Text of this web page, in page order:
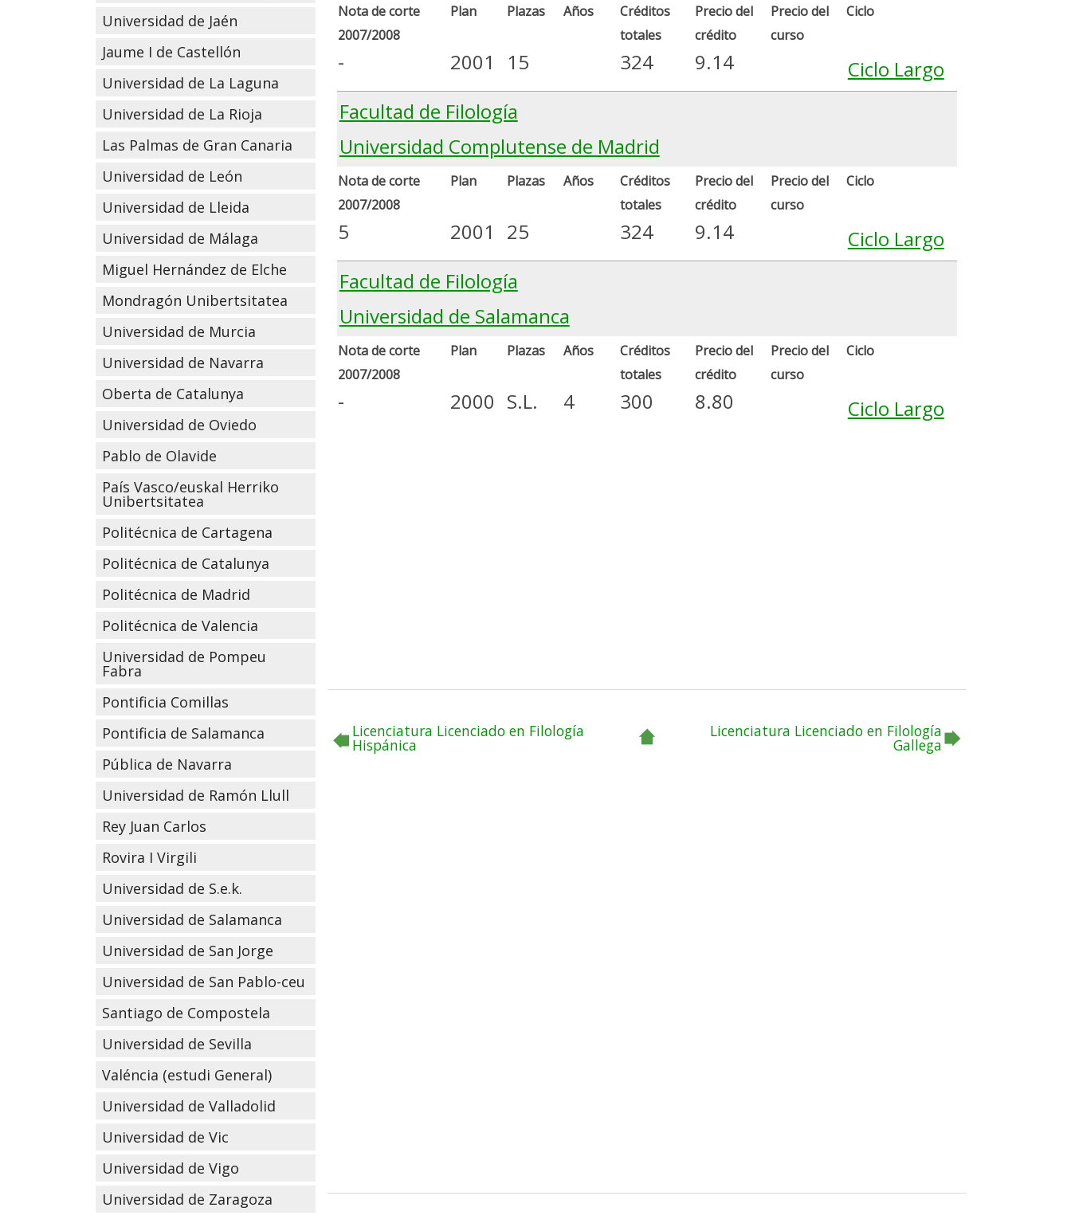
Universidad de Jaén
Jaume I de Castellón
Universidad de La Laguna
Universidad de La Rioja
Las Palmas de Gran Canaria
Universidad de León
Universidad de Lleida
Universidad de Málaga
Miguel Hernández de Elche
Mondragón Unibertsitatea
Universidad de Murcia
Universidad de Navarra
Oberta de Catalunya
Universidad de Oviedo
Pablo de Olavide
País Vasco/euskal Herriko
Unibertsitatea
Politécnica de Cartagena
Politécnica de Catalunya
Politécnica de Madrid
Politécnica de Valencia
Universidad de Pompeu
Fabra
Pontificia Comillas
Pontificia de Salamanca
Pública de Navarra
Universidad de Ramón Llull
Rey Juan Carlos
Rovira I Virgili
Universidad de S.e.k.
Universidad de Salamanca
Universidad de San Jorge
Universidad de San Pablo-ceu
Santiago de Compostela
Universidad de Sevilla
Valéncia (estudi General)
Universidad de Valladolid
Universidad de Vic
Universidad de Vigo
Universidad de Zaragoza
Nota de corte
2007/2008
Plan Plazas Años
Créditos
totales
Precio del
crédito
Precio del
curso
Ciclo
- 2001 15 324 9.14
Ciclo Largo
Facultad de Filología
Universidad Complutense de Madrid
Nota de corte
2007/2008
Plan Plazas Años
Créditos
totales
Precio del
crédito
Precio del
curso
Ciclo
5 2001 25 324 9.14
Ciclo Largo
Facultad de Filología
Universidad de Salamanca
Nota de corte
2007/2008
Plan Plazas Años
Créditos
totales
Precio del
crédito
Precio del
curso
Ciclo
- 2000 S.L. 4 300 8.80 Ciclo Largo
Licenciatura Licenciado en Filología
Hispánica
Licenciatura Licenciado en Filología
Gallega